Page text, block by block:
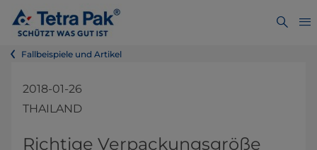
Fallbeispiele und Artikel
2018-01-26
THAILAND
Richtige Verpackungsgröße